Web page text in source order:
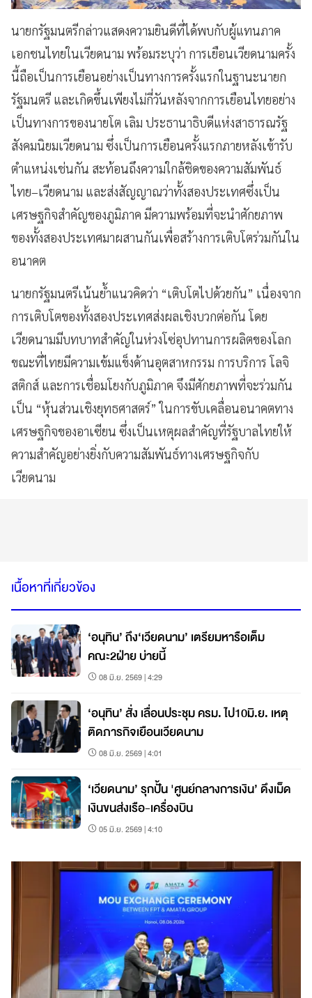
นายกรัฐมนตรีกล่าวแสดงความยินดีที่ได้พบกับผู้แทนภาค
เอกชนไทยในเวียดนาม พร้อมระบุว่า การเยือนเวียดนามครั้ง
นี้ถือเป็นการเยือนอย่างเป็นทางการครั้งแรกในฐานะนายก
รัฐมนตรี และเกิดขึ้นเพียงไม่กี่วันหลังจากการเยือนไทยอย่าง
เป็นทางการของนายโต เลิม ประธานาธิบดีแห่งสาธารณรัฐ
สังคมนิยมเวียดนาม ซึ่งเป็นการเยือนครั้งแรกภายหลังเข้ารับ
ตำแหน่งเช่นกัน สะท้อนถึงความใกล้ชิดของความสัมพันธ์
ไทย–เวียดนาม และส่งสัญญาณว่าทั้งสองประเทศซึ่งเป็น
เศรษฐกิจสำคัญของภูมิภาค มีความพร้อมที่จะนำศักยภาพ
ของทั้งสองประเทศมาผสานกันเพื่อสร้างการเติบโตร่วมกันใน
อนาคต
นายกรัฐมนตรีเน้นย้ำแนวคิดว่า “เติบโตไปด้วยกัน” เนื่องจาก
การเติบโตของทั้งสองประเทศส่งผลเชิงบวกต่อกัน โดย
เวียดนามมีบทบาทสำคัญในห่วงโซ่อุปทานการผลิตของโลก
ขณะที่ไทยมีความเข้มแข็งด้านอุตสาหกรรม การบริการ โลจิ
สติกส์ และการเชื่อมโยงกับภูมิภาค จึงมีศักยภาพที่จะร่วมกัน
เป็น “หุ้นส่วนเชิงยุทธศาสตร์” ในการขับเคลื่อนอนาคตทาง
เศรษฐกิจของอาเซียน ซึ่งเป็นเหตุผลสำคัญที่รัฐบาลไทยให้
ความสำคัญอย่างยิ่งกับความสัมพันธ์ทางเศรษฐกิจกับ
เวียดนาม
เนื้อหาที่เกี่ยวข้อง
‘อนุทิน’ ถึง‘เวียดนาม’ เตรียมหารือเต็ม
คณะ2ฝ่าย บ่ายนี้
08 มิ.ย. 2569 | 4:29
‘อนุทิน’ สั่ง เลื่อนประชุม ครม. ไป10มิ.ย. เหตุ
ติดภารกิจเยือนเวียดนาม
08 มิ.ย. 2569 | 4:01
‘เวียดนาม’ รุกปั้น 'ศูนย์กลางการเงิน’ ดึงเม็ด
เงินขนส่งเรือ-เครื่องบิน
05 มิ.ย. 2569 | 4:10